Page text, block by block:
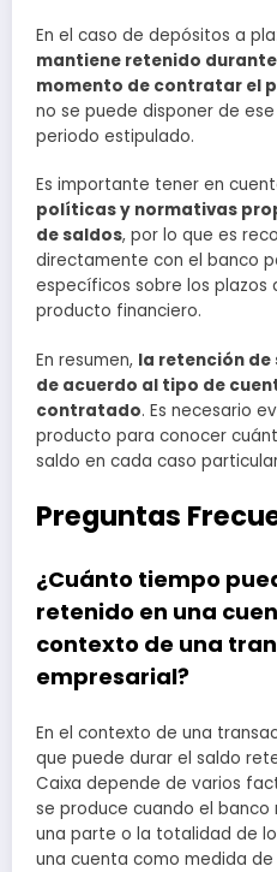
En el caso de depósitos a
mantiene retenido
momento de contratar el
no se puede disponer de
periodo estipulado.
Es importante tener en
políticas y normativas
de saldos, por lo que es
directamente con el banco
específicos sobre los plazos
producto financiero.
En resumen, la retención de
de acuerdo al tipo de
contratado. Es necesario
producto para conocer
saldo en cada caso
Preguntas
¿Cuánto tiempo
retenido en una
contexto de una
empresarial?
En el contexto de una
que puede durar el saldo
Caixa depende de varios
se produce cuando el
una parte o la totalidad de
una cuenta como medida de